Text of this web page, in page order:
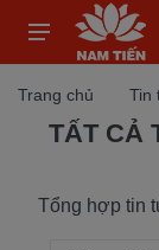
Trang chủ Tin
TẤT CẢ
Tổng hợp tin